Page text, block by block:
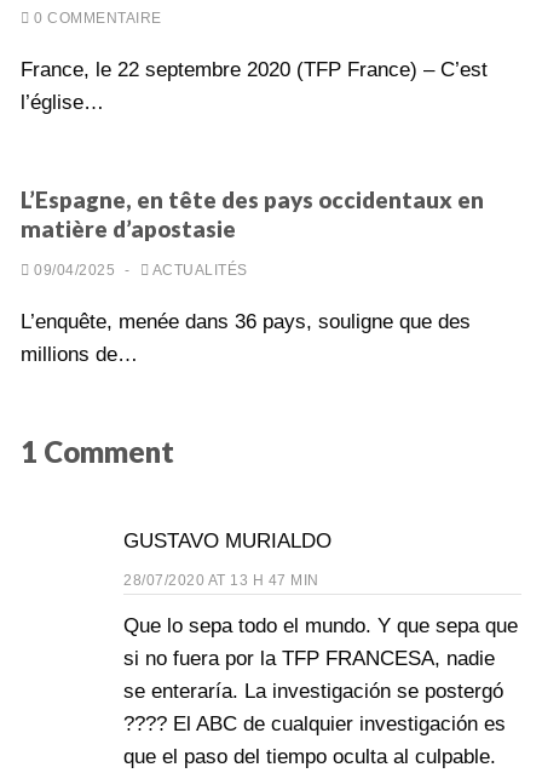
0 COMMENTAIRE
France, le 22 septembre 2020 (TFP France) – C’est
l’église…
L’Espagne, en tête des pays occidentaux en
matière d’apostasie
09/04/2025 - ACTUALITÉS
L’enquête, menée dans 36 pays, souligne que des
millions de…
1 Comment
GUSTAVO MURIALDO
28/07/2020 AT 13 H 47 MIN
Que lo sepa todo el mundo. Y que sepa que
si no fuera por la TFP FRANCESA, nadie
se enteraría. La investigación se postergó
???? El ABC de cualquier investigación es
que el paso del tiempo oculta al culpable.